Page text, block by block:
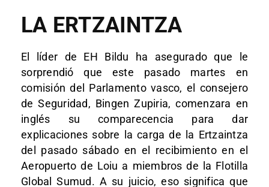
LA ERTZAINTZA
El líder de EH Bildu ha asegurado que le
sorprendió que este pasado martes en
comisión del Parlamento vasco, el consejero
de Seguridad, Bingen Zupiria, comenzara en
inglés su comparecencia para dar
explicaciones sobre la carga de la Ertzaintza
del pasado sábado en el recibimiento en el
Aeropuerto de Loiu a miembros de la Flotilla
Global Sumud. A su juicio, eso significa que